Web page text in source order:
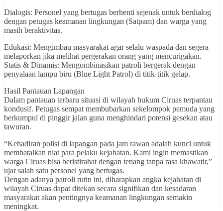
Dialogis: Personel yang bertugas berhenti sejenak untuk berdialog
dengan petugas keamanan lingkungan (Satpam) dan warga yang
masih beraktivitas.
Edukasi: Mengimbau masyarakat agar selalu waspada dan segera
melaporkan jika melihat pergerakan orang yang mencurigakan.
Statis & Dinamis: Mengombinasikan patroli bergerak dengan
penyalaan lampu biru (Blue Light Patrol) di titik-titik gelap.
Hasil Pantauan Lapangan
Dalam pantauan terbaru situasi di wilayah hukum Ciruas terpantau
kondusif. Petugas sempat membubarkan sekelompok pemuda yang
berkumpul di pinggir jalan guna menghindari potensi gesekan atau
tawuran.
“Kehadiran polisi di lapangan pada jam rawan adalah kunci untuk
membatalkan niat para pelaku kejahatan. Kami ingin memastikan
warga Ciruas bisa beristirahat dengan tenang tanpa rasa khawatir,”
ujar salah satu personel yang bertugas.
Dengan adanya patroli rutin ini, diharapkan angka kejahatan di
wilayah Ciruas dapat ditekan secara signifikan dan kesadaran
masyarakat akan pentingnya keamanan lingkungan semakin
meningkat.